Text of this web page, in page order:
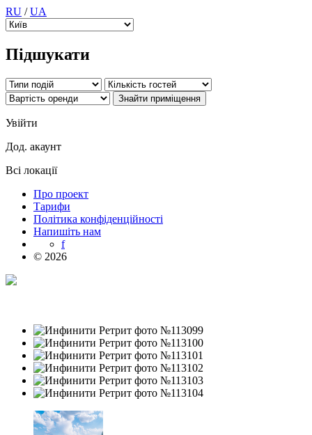
RU /UA
Підшукати
Увійти
Дод. акаунт
Всі локації
Про проект
Тарифи
Політика конфіденційності
Напишіть нам
f
© 2026